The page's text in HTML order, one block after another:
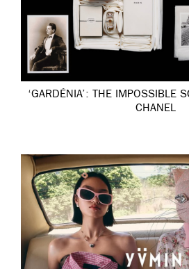
‘GARDÉNIA’: THE IMPOSSIBLE
CHANEL